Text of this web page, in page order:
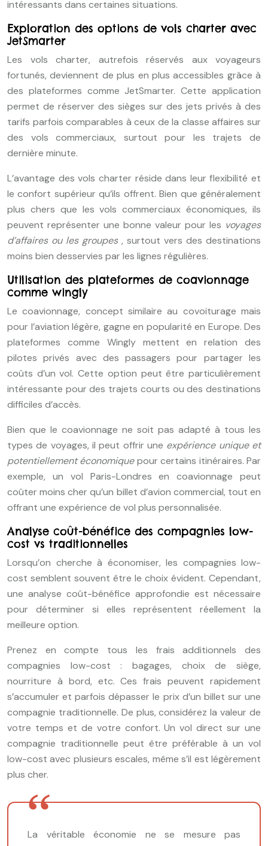
intéressants dans certaines situations.
Exploration des options de vols charter avec
JetSmarter
Les vols charter, autrefois réservés aux voyageurs
fortunés, deviennent de plus en plus accessibles grâce à
des plateformes comme JetSmarter. Cette application
permet de réserver des sièges sur des jets privés à des
tarifs parfois comparables à ceux de la classe affaires sur
des vols commerciaux, surtout pour les trajets de
dernière minute.
L’avantage des vols charter réside dans leur flexibilité et
le confort supérieur qu’ils offrent. Bien que généralement
plus chers que les vols commerciaux économiques, ils
peuvent représenter une bonne valeur pour les voyages
d’affaires ou les groupes , surtout vers des destinations
moins bien desservies par les lignes régulières.
Utilisation des plateformes de coavionnage
comme wingly
Le coavionnage, concept similaire au covoiturage mais
pour l’aviation légère, gagne en popularité en Europe. Des
plateformes comme Wingly mettent en relation des
pilotes privés avec des passagers pour partager les
coûts d’un vol. Cette option peut être particulièrement
intéressante pour des trajets courts ou des destinations
difficiles d’accès.
Bien que le coavionnage ne soit pas adapté à tous les
types de voyages, il peut offrir une expérience unique et
potentiellement économiquepour certains itinéraires. Par
exemple, un vol Paris-Londres en coavionnage peut
coûter moins cher qu’un billet d’avion commercial, tout en
offrant une expérience de vol plus personnalisée.
Analyse coût-bénéfice des compagnies low-
cost vs traditionnelles
Lorsqu’on cherche à économiser, les compagnies low-
cost semblent souvent être le choix évident. Cependant,
une analyse coût-bénéfice approfondie est nécessaire
pour déterminer si elles représentent réellement la
meilleure option.
Prenez en compte tous les frais additionnels des
compagnies low-cost : bagages, choix de siège,
nourriture à bord, etc. Ces frais peuvent rapidement
s’accumuler et parfois dépasser le prix d’un billet sur une
compagnie traditionnelle. De plus, considérez la valeur de
votre temps et de votre confort. Un vol direct sur une
compagnie traditionnelle peut être préférable à un vol
low-cost avec plusieurs escales, même s’il est légèrement
plus cher.
La véritable économie ne se mesure pas